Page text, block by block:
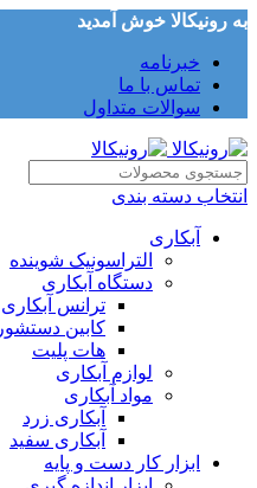
به رونیکالا خوش آمدید
خبرنامه
تماس با ما
سوالات متداول
انتخاب دسته بندی
آبکاری
التراسونیک شوینده
دستگاه آبکاری
ترانس آبکاری
کابین دستشور
هات پلیت
لوازم آبکاری
مواد آبکاری
آبکاری زرد
آبکاری سفید
ابزار کار دست و پایه